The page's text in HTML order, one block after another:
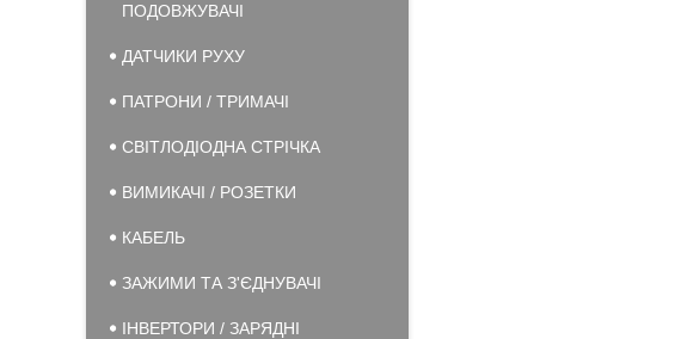
ПОДОВЖУВАЧІ
ДАТЧИКИ РУХУ
ПАТРОНИ / ТРИМАЧІ
СВІТЛОДІОДНА СТРІЧКА
ВИМИКАЧІ / РОЗЕТКИ
КАБЕЛЬ
ЗАЖИМИ ТА З'ЄДНУВАЧІ
ІНВЕРТОРИ / ЗАРЯДНІ